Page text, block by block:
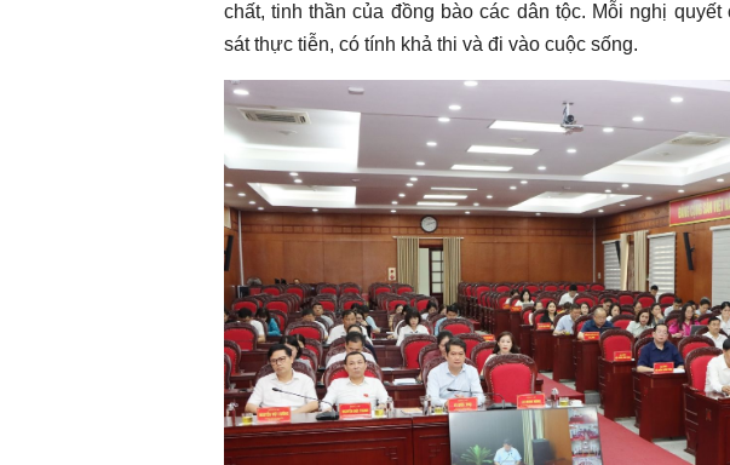
chất, tinh thần của đồng bào các dân tộc. Mỗi nghị
sát thực tiễn, có tính khả thi và đi vào cuộc sống.